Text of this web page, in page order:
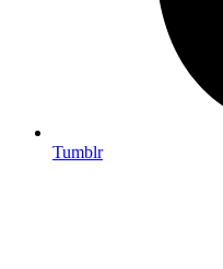
Tumblr